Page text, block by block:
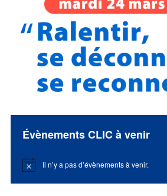
Évènements CLIC à venir
Notice Il n’y a pas d’évènements à venir.